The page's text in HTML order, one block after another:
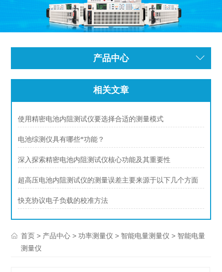
产品中心
相关文章
使用精密电池内阻测试仪要选择合适的测量模式
电池综测仪具有哪些*功能？
深入探索精密电池内阻测试仪核心功能及其重要性
超高压电池内阻测试仪的测量误差主要来源于以下几个方面
快充协议电子负载的校准方法
首页 > 产品中心 >功率测量仪 > 智能电量测量仪 > 智能电量
测量仪